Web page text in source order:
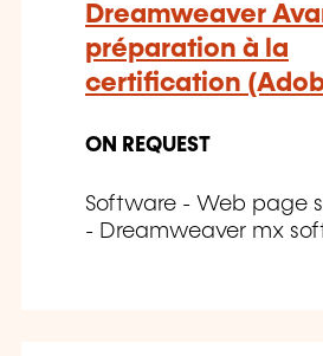
Dreamweaver
préparation à la
certification
ON REQUEST
Software - Web page
- Dreamweaver mx